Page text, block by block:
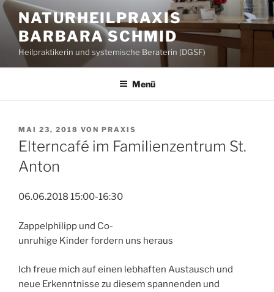
Zum
Inhalt
springen
NATURHEILPRAXIS
BARBARA SCHMID
Heilpraktikerin und systemische Beraterin (DGSF)
Menü
VERÖFFENTLICHT
AM
MAI 23, 2018 VON PRAXIS
Elterncafé im Familienzentrum St.
Anton
06.06.2018 15:00-16:30
Zappelphilipp und Co-
unruhige Kinder fordern uns heraus
Ich freue mich auf einen lebhaften Austausch und
neue Erkenntnisse zu diesem spannenden und